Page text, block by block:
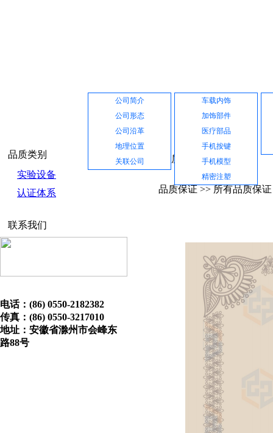
公司简介
公司形态
公司沿革
地理位置
关联公司
车载内饰
加饰部件
医疗部品
手机按键
手机模型
精密注塑
品质类别
实验设备
认证体系
联系我们
电话：(86) 0550-2182382
传真：(86) 0550-3217010
地址：安徽省滁州市会峰东
路88号
品质保证
品质保证 >> 所有品质保证